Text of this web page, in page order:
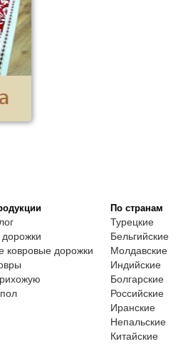
По странам
Турецкие
Бельгийские
ковровые дорожки Молдавские
Индийские
Болгарские
Российские
Иранские
Непальские
Китайские